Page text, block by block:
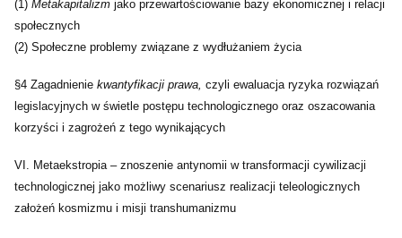
(1) Metakapitalizm jako przewartościowanie bazy ekonomicznej i relacji
społecznych
(2) Społeczne problemy związane z wydłużaniem życia
§4 Zagadnienie kwantyfikacji prawa, czyli ewaluacja ryzyka rozwiązań
legislacyjnych w świetle postępu technologicznego oraz oszacowania
korzyści i zagrożeń z tego wynikających
VI. Metaekstropia – znoszenie antynomii w transformacji cywilizacji
technologicznej jako możliwy scenariusz realizacji teleologicznych
założeń kosmizmu i misji transhumanizmu